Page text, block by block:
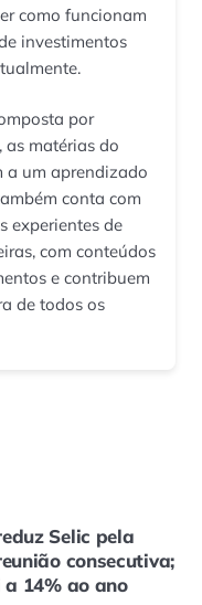
como funcionam
investimentos
por
as matérias do
a um aprendizado
conta com
experientes de
com conteúdos
e contribuem
de todos os
Selic pela
consecutiva;
14% ao ano